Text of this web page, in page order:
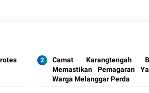
Camat Karangtengah
Memastikan Pemagaran
Warga Melanggar Perda